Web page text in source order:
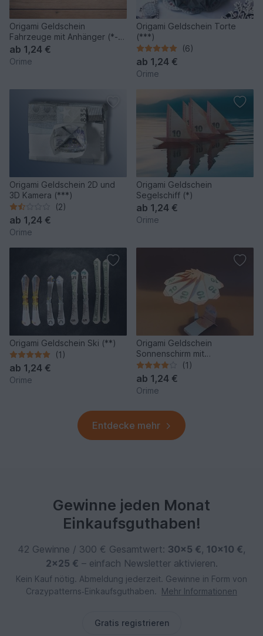
Origami Geldschein
Fahrzeuge mit Anhänger (*-
**)
ab 1,24 €
Orime
Origami Geldschein Torte
(***)
(6)
ab 1,24 €
Orime
Origami Geldschein 2D und
3D Kamera (***)
(2)
ab 1,24 €
Orime
Origami Geldschein
Segelschiff (*)
ab 1,24 €
Orime
Origami Geldschein Ski (**)
(1)
ab 1,24 €
Orime
Origami Geldschein
Sonnenschirm mit
Sonnenliege (*)
(1)
ab 1,24 €
Orime
Entdecke mehr
Gewinne jeden Monat
Einkaufsguthaben!
42 Gewinne / 300 € Gesamtwert: 30×5 €, 10×10 €,
2×25 € – einfach Newsletter aktivieren.
Kein Kauf nötig. Abmeldung jederzeit. Gewinne in Form von
Crazypatterns‑Einkaufsguthaben.
Mehr Informationen
Gratis registrieren